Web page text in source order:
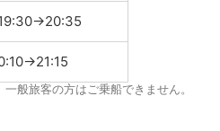
般旅客の方はご乗船できません。